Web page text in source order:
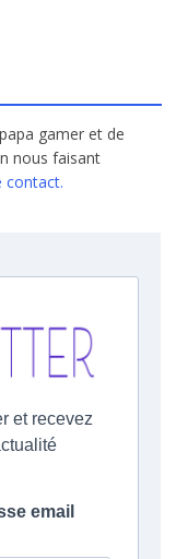
gamer et de
nous faisant
contact.